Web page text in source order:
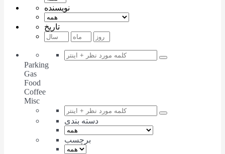
نویسنده
تاریخ
Parking
Gas
Food
Coffee
Misc
دسته بندی
برچسب